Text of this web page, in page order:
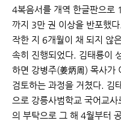
4복음서를 개역 한글판으로
까지 3만 권 이상을 반포했
작한 지 6개월이 채 되지 않
속히 진행되었다. 김태룡이
하면 강병주(姜炳周) 목사가
검토하는 과정을 거쳤다. 김
으로 강릉사범학교 국어교
의 부탁으로 그 해 4월부터